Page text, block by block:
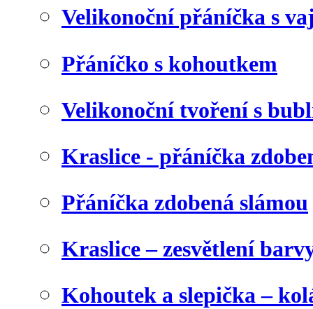
Velikonoční přáníčka s
Přáníčko s kohoutkem
Velikonoční tvoření s
Kraslice - přáníčka
Přáníčka zdobená slámou
Kraslice – zesvětlení
Kohoutek a slepička –